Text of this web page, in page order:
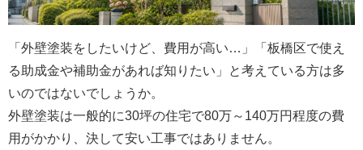
「外壁塗装をしたいけど、費用が高い…」「板橋区で使え
る助成金や補助金があれば知りたい」と考えている方は多
いのではないでしょうか。
外壁塗装は一般的に30坪の住宅で80万～140万円程度の費
用がかかり、決して安い工事ではありません。